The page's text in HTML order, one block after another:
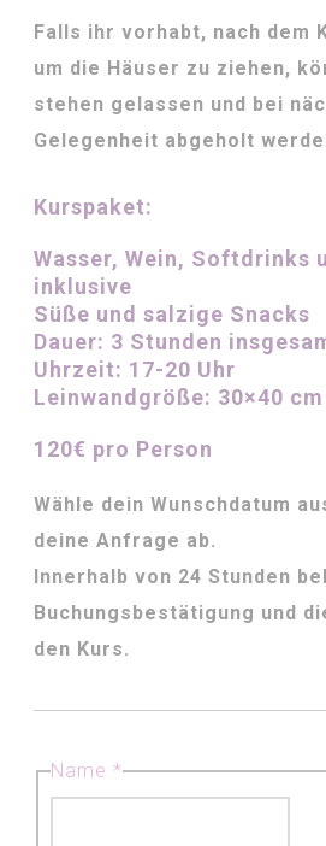
Falls ihr vorhabt, nach dem
um die Häuser zu ziehen,
stehen gelassen und bei
Gelegenheit abgeholt
Kurspaket:
Wasser, Wein, Softdrinks
inklusive
Süße und salzige Snacks
Dauer: 3 Stunden
Uhrzeit: 17-20 Uhr
Leinwandgröße: 30×40 cm
120€ pro Person
Wähle dein Wunschdatum
deine Anfrage ab.
Innerhalb von 24 Stunden
Buchungsbestätigung und
den Kurs.
Name *